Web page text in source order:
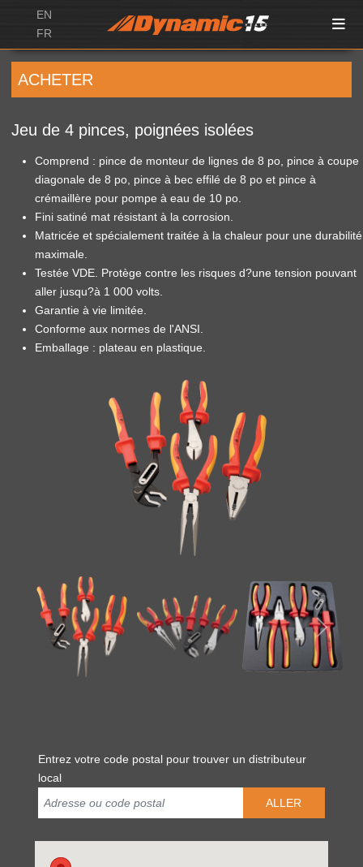
EN
FR
ACHETER
Jeu de 4 pinces, poignées isolées
Comprend : pince de monteur de lignes de 8 po, pince à coupe
diagonale de 8 po, pince à bec effilé de 8 po et pince à
crémaillère pour pompe à eau de 10 po.
Fini satiné mat résistant à la corrosion.
Matricée et spécialement traitée à la chaleur pour une durabilité
maximale.
Testée VDE. Protège contre les risques d?une tension pouvant
aller jusqu?à 1 000 volts.
Garantie à vie limitée.
Conforme aux normes de l'ANSI.
Emballage : plateau en plastique.
Entrez votre code postal pour trouver un distributeur
local
ALLER